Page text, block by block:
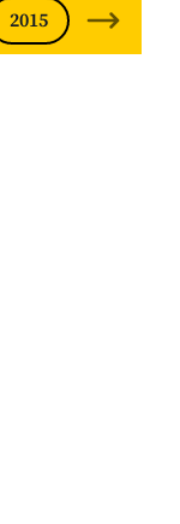
2015 2014